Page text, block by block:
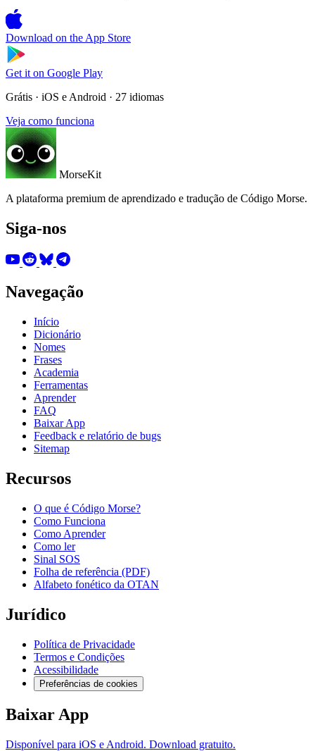
Download on the App Store
Get it on Google Play
Grátis · iOS e Android · 27 idiomas
Veja como funciona
MorseKit
A plataforma premium de aprendizado e tradução de Código Morse.
Siga-nos
Navegação
Início
Dicionário
Nomes
Frases
Academia
Ferramentas
Aprender
FAQ
Baixar App
Feedback e relatório de bugs
Sitemap
Recursos
O que é Código Morse?
Como Funciona
Como Aprender
Como ler
Sinal SOS
Folha de referência (PDF)
Alfabeto fonético da OTAN
Jurídico
Política de Privacidade
Termos e Condições
Acessibilidade
Preferências de cookies
Baixar App
Disponível para iOS e Android. Download gratuito.